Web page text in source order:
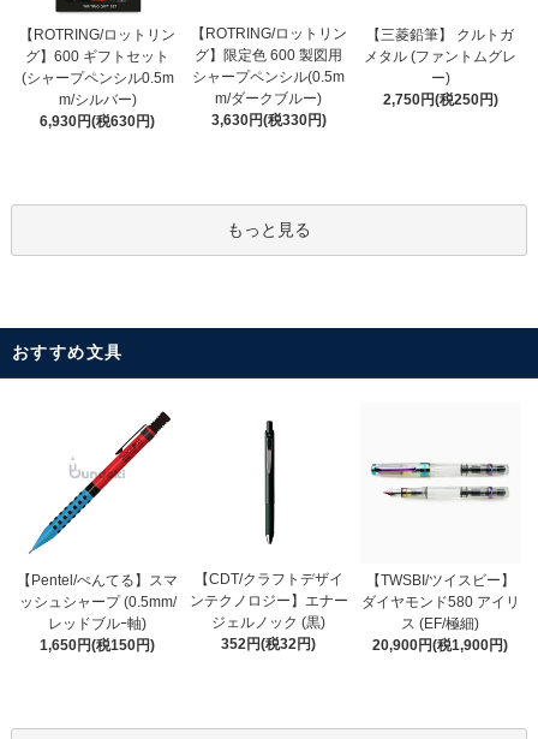
【ROTRING/ロットリン
グ】600 ギフトセット
(シャープペンシル0.5m
m/シルバー)
6,930円(税630円)
【ROTRING/ロットリン
グ】限定色 600 製図用
シャープペンシル(0.5m
m/ダークブルー)
3,630円(税330円)
【三菱鉛筆】 クルトガ
メタル (ファントムグレ
ー)
2,750円(税250円)
もっと見る
おすすめ文具
【Pentel/ぺんてる】スマ
ッシュシャープ (0.5mm/
レッドブルｰ軸)
1,650円(税150円)
【CDT/クラフトデザイ
ンテクノロジー】エナー
ジェルノック (黒)
352円(税32円)
【TWSBI/ツイスビー】
ダイヤモンド580 アイリ
ス (EF/極細)
20,900円(税1,900円)